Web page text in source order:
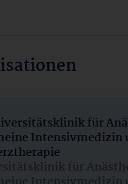
für
Intensivmedizin
für